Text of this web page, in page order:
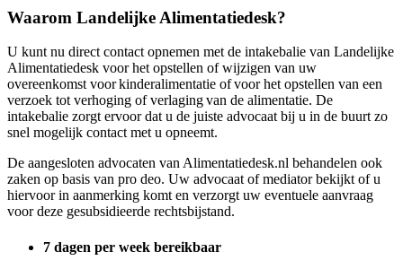
Waarom Landelijke Alimentatiedesk?
U kunt nu direct contact opnemen met de intakebalie van Landelijke
Alimentatiedesk voor het opstellen of wijzigen van uw
overeenkomst voor kinderalimentatie of voor het opstellen van een
verzoek tot verhoging of verlaging van de alimentatie. De
intakebalie zorgt ervoor dat u de juiste advocaat bij u in de buurt zo
snel mogelijk contact met u opneemt.
De aangesloten advocaten van Alimentatiedesk.nl behandelen ook
zaken op basis van pro deo. Uw advocaat of mediator bekijkt of u
hiervoor in aanmerking komt en verzorgt uw eventuele aanvraag
voor deze gesubsidieerde rechtsbijstand.
7 dagen per week bereikbaar